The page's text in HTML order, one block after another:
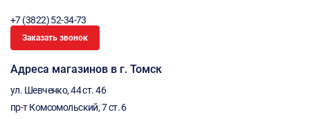
+7 (3822) 52-34-73
Заказать звонок
Адреса магазинов в г. Томск
ул. Шевченко, 44 ст. 46
пр-т Комсомольский, 7 ст. 6